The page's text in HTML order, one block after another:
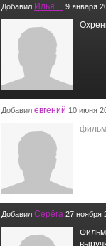
Добавил Илья.... 9 января
Добавил евгений 10 июня
фильм
Добавил Серёга 27 ноября
Фильм